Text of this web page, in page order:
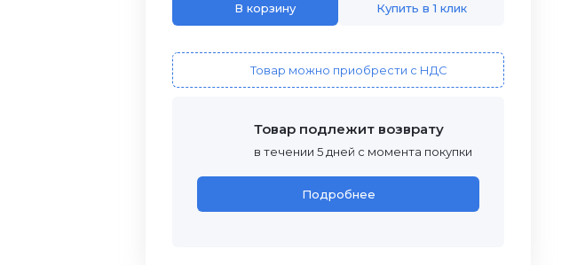
В корзину Купить в 1 клик
Товар можно приобрести с НДС
Товар подлежит возврату
в течении 5 дней с момента покупки
Подробнее